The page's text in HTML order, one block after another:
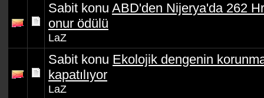
Sabit konu ABD'den Nijerya'da 262
onur ödülü
LaZ
Sabit konu Ekolojik dengenin
kapatılıyor
LaZ